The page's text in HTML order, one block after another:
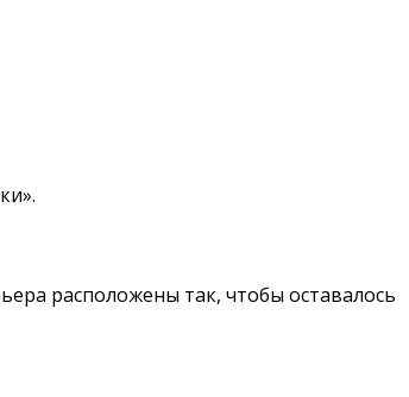
расположены так, чтобы оставалось